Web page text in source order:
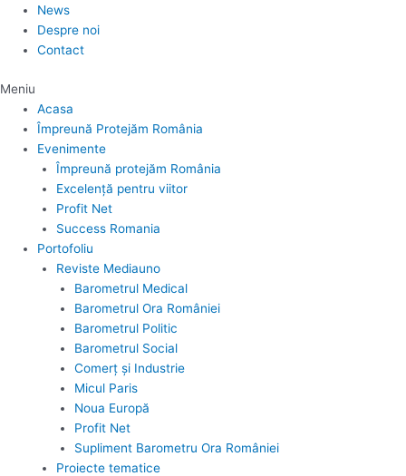
News
Despre noi
Contact
Meniu
Acasa
Împreună Protejăm România
Evenimente
Împreună protejăm România
Excelență pentru viitor
Profit Net
Success Romania
Portofoliu
Reviste Mediauno
Barometrul Medical
Barometrul Ora României
Barometrul Politic
Barometrul Social
Comerț și Industrie
Micul Paris
Noua Europă
Profit Net
Supliment Barometru Ora României
Proiecte tematice